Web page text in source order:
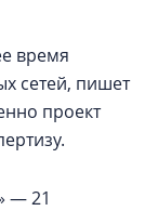
время
сетей, пишет
проект
— 21